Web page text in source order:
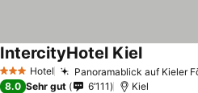
3 SterneHotel Panoramablick auf Kieler
IntercityHotel Kiel
8.0 Sehr gut 6’111 Kiel